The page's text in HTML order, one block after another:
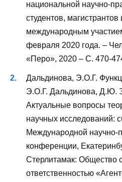
национальной научно-
студентов,
международным
февраля 2020 года. –
«Перо», 2020 – С. 470-
Дальдинова, Э.О.Г.
Э.О.Г. Дальдинова, Д.Ю.
Актуальные вопросы
научных исследований:
Международной научно-
конференции,
Стерлитамак: Общество
ответственностью